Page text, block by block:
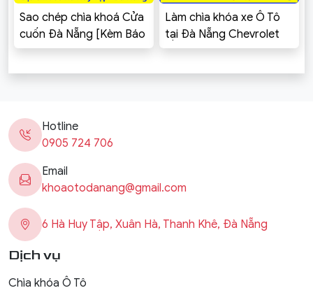
Sao chép chìa khoá Cửa
cuốn Đà Nẵng [Kèm Báo
Giá]
Làm chìa khóa xe Ô Tô
tại Đà Nẵng Chevrolet
Cruze, Spark, Aveo,
Hotline
0905 724 706
Email
khoaotodanang@gmail.com
6 Hà Huy Tập, Xuân Hà, Thanh Khê, Đà Nẵng
Dịch vụ
Chìa khóa Ô Tô